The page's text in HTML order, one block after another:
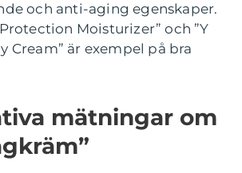
och anti-aging egenskaper.
Moisturizer” och ”Y
Cream” är exempel på bra
mätningar om